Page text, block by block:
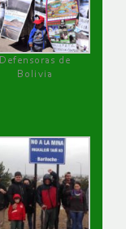
Defensoras de
Bolivia